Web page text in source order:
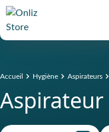
Accueil Hygiène Aspirateurs